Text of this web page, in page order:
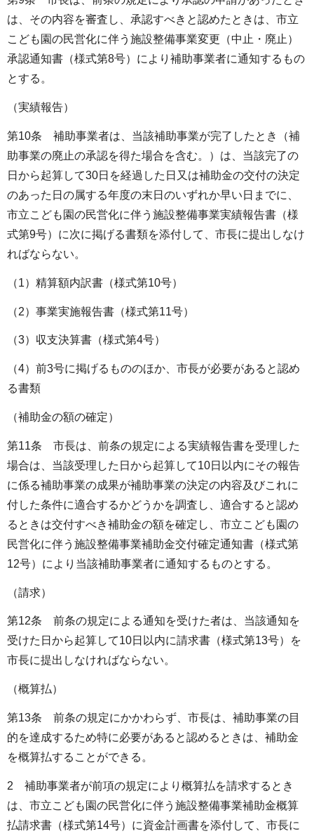
は、その内容を審査し、承認すべきと認めたときは、市立
こども園の民営化に伴う施設整備事業変更（中止・廃止）
承認通知書（様式第8号）により補助事業者に通知するもの
とする。
（実績報告）
第10条 補助事業者は、当該補助事業が完了したとき（補
助事業の廃止の承認を得た場合を含む。）は、当該完了の
日から起算して30日を経過した日又は補助金の交付の決定
のあった日の属する年度の末日のいずれか早い日までに、
市立こども園の民営化に伴う施設整備事業実績報告書（様
式第9号）に次に掲げる書類を添付して、市長に提出しなけ
ればならない。
（1）精算額内訳書（様式第10号）
（2）事業実施報告書（様式第11号）
（3）収支決算書（様式第4号）
（4）前3号に掲げるもののほか、市長が必要があると認め
る書類
（補助金の額の確定）
第11条 市長は、前条の規定による実績報告書を受理した
場合は、当該受理した日から起算して10日以内にその報告
に係る補助事業の成果が補助事業の決定の内容及びこれに
付した条件に適合するかどうかを調査し、適合すると認め
るときは交付すべき補助金の額を確定し、市立こども園の
民営化に伴う施設整備事業補助金交付確定通知書（様式第
12号）により当該補助事業者に通知するものとする。
（請求）
第12条 前条の規定による通知を受けた者は、当該通知を
受けた日から起算して10日以内に請求書（様式第13号）を
市長に提出しなければならない。
（概算払）
第13条 前条の規定にかかわらず、市長は、補助事業の目
的を達成するため特に必要があると認めるときは、補助金
を概算払することができる。
2 補助事業者が前項の規定により概算払を請求するとき
は、市立こども園の民営化に伴う施設整備事業補助金概算
払請求書（様式第14号）に資金計画書を添付して、市長に